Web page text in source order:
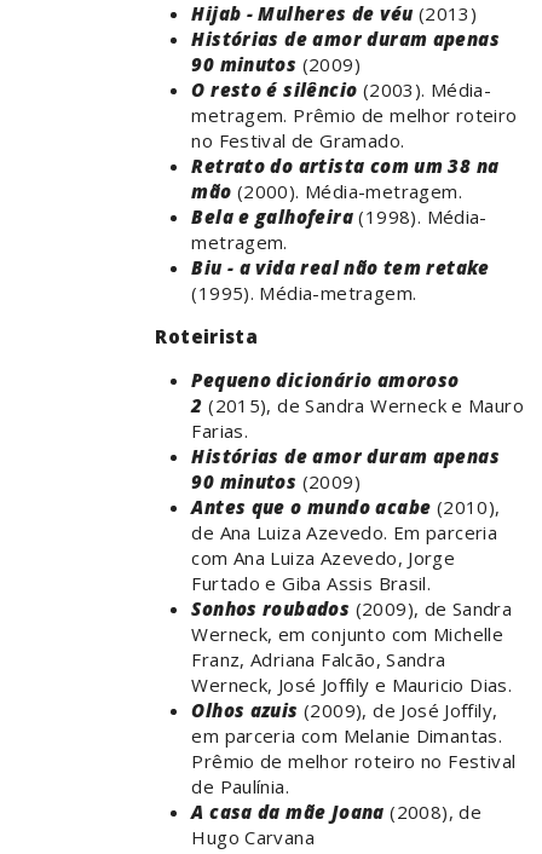
Hijab - Mulheres de véu (2013)
Histórias de amor duram apenas
90 minutos (2009)
O resto é silêncio (2003). Média-
metragem. Prêmio de melhor roteiro
no Festival de Gramado.
Retrato do artista com um 38 na
mão (2000). Média-metragem.
Bela e galhofeira (1998). Média-
metragem.
Biu - a vida real não tem retake
(1995). Média-metragem.
Roteirista
Pequeno dicionário amoroso
2 (2015), de Sandra Werneck e Mauro
Farias.
Histórias de amor duram apenas
90 minutos (2009)
Antes que o mundo acabe (2010),
de Ana Luiza Azevedo. Em parceria
com Ana Luiza Azevedo, Jorge
Furtado e Giba Assis Brasil.
Sonhos roubados (2009), de Sandra
Werneck, em conjunto com Michelle
Franz, Adriana Falcão, Sandra
Werneck, José Joffily e Mauricio Dias.
Olhos azuis (2009), de José Joffily,
em parceria com Melanie Dimantas.
Prêmio de melhor roteiro no Festival
de Paulínia.
A casa da mãe Joana (2008), de
Hugo Carvana